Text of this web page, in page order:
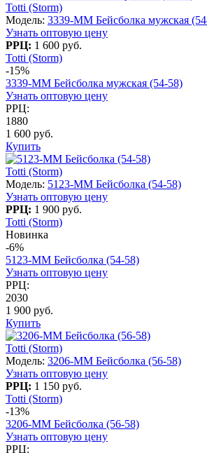
Totti (Storm)
Модель: 3339-MM Бейсболка мужская
Узнать оптовую цену
РРЦ: 1 600 руб.
Totti (Storm)
-15%
3339-MM Бейсболка мужская (54-58)
Узнать оптовую цену
РРЦ:
1880
1 600 руб.
Купить
Totti (Storm)
Модель: 5123-MM Бейсболка (54-58)
Узнать оптовую цену
РРЦ: 1 900 руб.
Totti (Storm)
Новинка
-6%
5123-MM Бейсболка (54-58)
Узнать оптовую цену
РРЦ:
2030
1 900 руб.
Купить
Totti (Storm)
Модель: 3206-MM Бейсболка (56-58)
Узнать оптовую цену
РРЦ: 1 150 руб.
Totti (Storm)
-13%
3206-MM Бейсболка (56-58)
Узнать оптовую цену
РРЦ: